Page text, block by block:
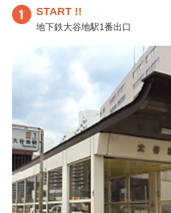
START !!
地下鉄大谷地駅1番出口